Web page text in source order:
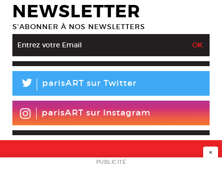
NEWSLETTER
S’ABONNER À NOS NEWSLETTERS
L parisART sur Twitter
parisART sur Instagram
NEWSLETTER
×
PUBLICITÉ